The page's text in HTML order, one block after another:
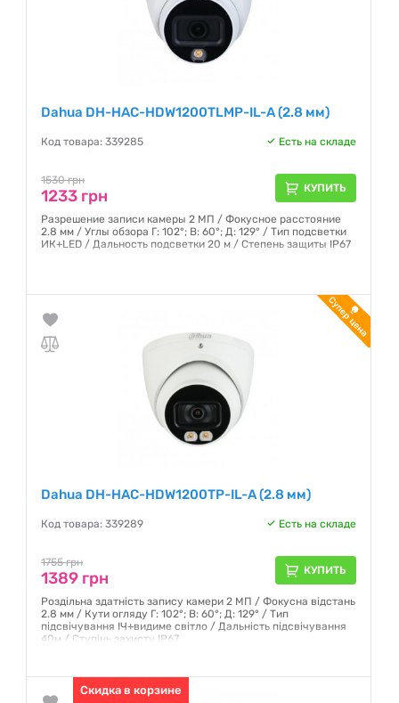
Dahua DH-HAC-HDW1200TLMP-IL-A (2.8 мм)
Код товара: 339285 Есть на складе
1530 грн
1233 грн КУПИТЬ
Разрешение записи камеры 2 МП / Фокусное расстояние
2.8 мм / Углы обзора Г: 102°; В: 60°; Д: 129° / Тип подсветки
ИК+LED / Дальность подсветки 20 м / Степень защиты IP67
Dahua DH-HAC-HDW1200TP-IL-A (2.8 мм)
Код товара: 339289 Есть на складе
1755 грн
1389 грн КУПИТЬ
Роздільна здатність запису камери 2 МП / Фокусна відстань
2.8 мм / Кути огляду Г: 102°; В: 60°; Д: 129° / Тип
підсвічування ІЧ+видиме світло / Дальність підсвічування
40м / Ступінь захисту IP67
Скидка в корзине